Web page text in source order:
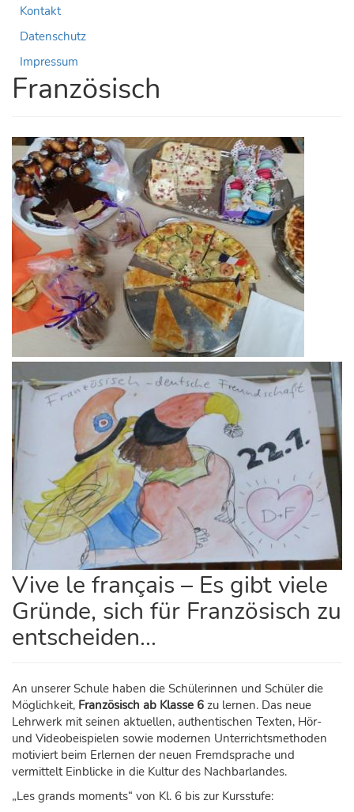
Kontakt
Datenschutz
Impressum
Französisch
Vive le français – Es gibt viele
Gründe, sich für Französisch zu
entscheiden...
An unserer Schule haben die Schülerinnen und Schüler die
Möglichkeit, Französisch ab Klasse 6 zu lernen. Das neue
Lehrwerk mit seinen aktuellen, authentischen Texten, Hör-
und Videobeispielen sowie modernen Unterrichtsmethoden
motiviert beim Erlernen der neuen Fremdsprache und
vermittelt Einblicke in die Kultur des Nachbarlandes.
„Les grands moments“ von Kl. 6 bis zur Kursstufe: